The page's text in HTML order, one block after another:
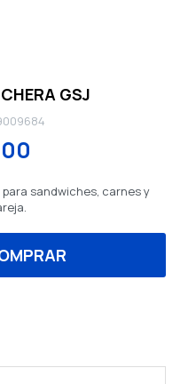
GSJ
sandwiches, carnes y